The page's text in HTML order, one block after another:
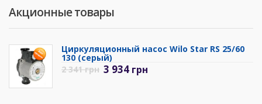
Акционные товары
Циркуляционный насос Wilo Star RS 25/60
130 (серый)
2 341грн 3 934 грн